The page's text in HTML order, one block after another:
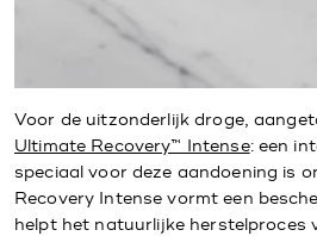
Voor de uitzonderlijk droge,
Ultimate Recovery™ Intense: een
speciaal voor deze aandoening is
Recovery Intense vormt een
helpt het natuurlijke herstelproces